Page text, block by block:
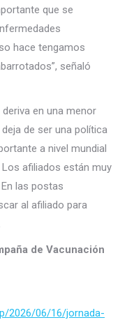
que se
hace tengamos
señaló
en una menor
de ser una política
a nivel mundial
afiliados están muy
las postas
al afiliado para
de Vacunación
2026/06/16/jornada-